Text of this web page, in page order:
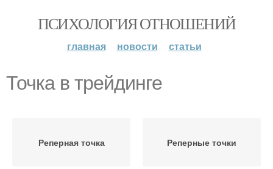
ПСИХОЛОГИЯ ОТНОШЕНИЙ
главная новости статьи
Точка в трейдинге
Реперная точка Реперные точки